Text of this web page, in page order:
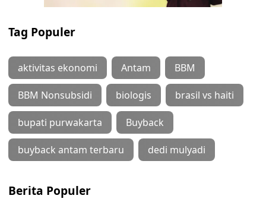
Tag Populer
aktivitas ekonomi Antam BBM
BBM Nonsubsidi biologis brasil vs haiti
bupati purwakarta Buyback
buyback antam terbaru dedi mulyadi
Berita Populer